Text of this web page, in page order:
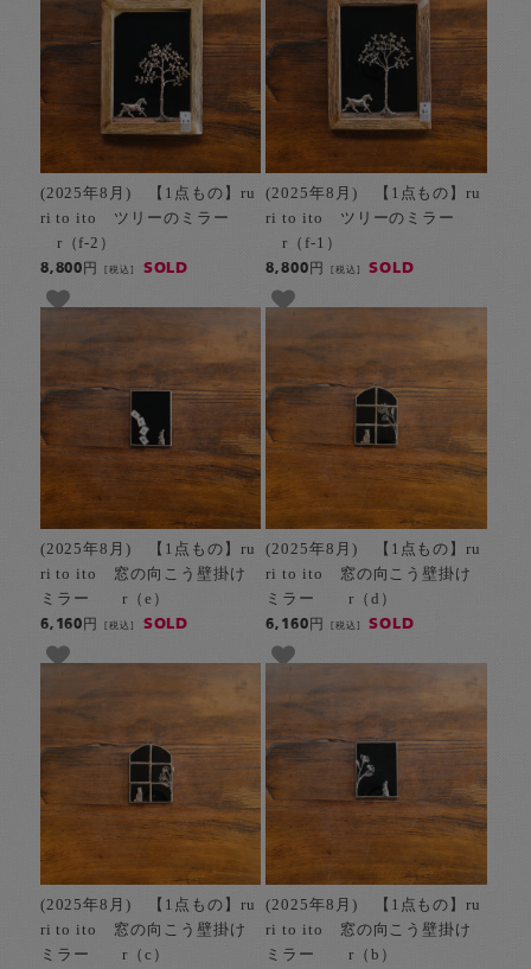
(2025年8月) 【1点もの】ru
ri to ito ツリーのミラー
r（f-2）
8,800円[税込] SOLD
(2025年8月) 【1点もの】ru
ri to ito ツリーのミラー
r（f-1）
8,800円 [税込] SOLD
(2025年8月) 【1点もの】ru
ri to ito 窓の向こう壁掛け
ミラー r（e）
6,160円[税込] SOLD
(2025年8月) 【1点もの】ru
ri to ito 窓の向こう壁掛け
ミラー r（d）
6,160円 [税込] SOLD
(2025年8月) 【1点もの】ru
ri to ito 窓の向こう壁掛け
ミラー r（c）
(2025年8月) 【1点もの】ru
ri to ito 窓の向こう壁掛け
ミラー r（b）